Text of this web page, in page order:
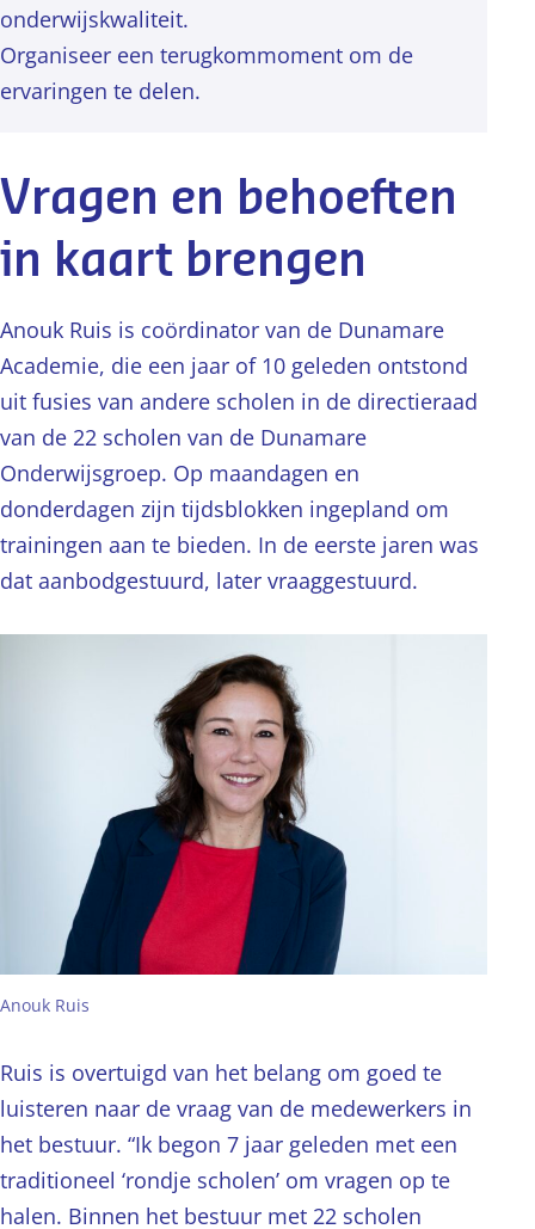
onderwijskwaliteit.
Organiseer een terugkommoment om de
ervaringen te delen.
Vragen en behoeften
in kaart brengen
Anouk Ruis is coördinator van de Dunamare
Academie, die een jaar of 10 geleden ontstond
uit fusies van andere scholen in de directieraad
van de 22 scholen van de Dunamare
Onderwijsgroep. Op maandagen en
donderdagen zijn tijdsblokken ingepland om
trainingen aan te bieden. In de eerste jaren was
dat aanbodgestuurd, later vraaggestuurd.
Anouk Ruis
Ruis is overtuigd van het belang om goed te
luisteren naar de vraag van de medewerkers in
het bestuur. “Ik begon 7 jaar geleden met een
traditioneel ‘rondje scholen’ om vragen op te
halen. Binnen het bestuur met 22 scholen